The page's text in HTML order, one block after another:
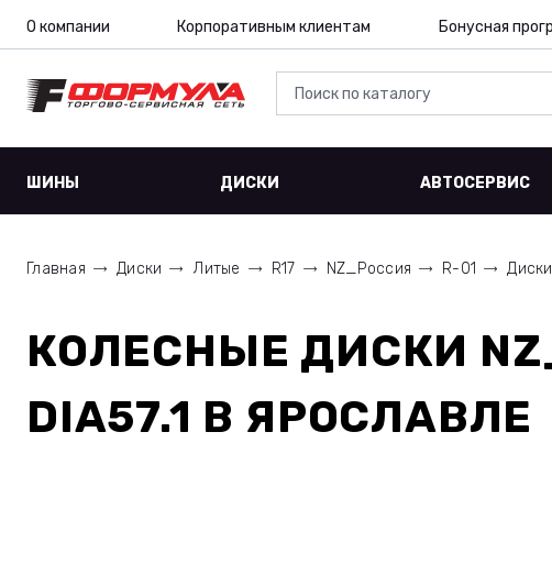
О компании Корпоративным клиентам Бонусная
ШИНЫ ДИСКИ АВТОСЕРВИС
Главная Диски Литые R17 NZ_Россия R-01
КОЛЕСНЫЕ ДИСКИ
DIA57.1 В ЯРОСЛАВЛЕ